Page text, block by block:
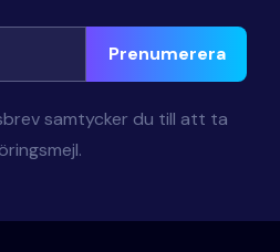
Prenumerera
samtycker du till att ta